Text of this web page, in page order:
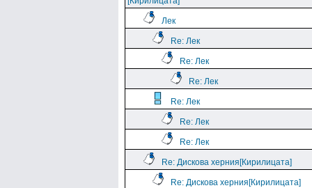
Лек
Re: Лек
Re: Лек
Re: Лек
Re: Лек
Re: Лек
Re: Лек
Re: Дискова херния[Кирилицата]
Re: Дискова херния[Кирилицата]